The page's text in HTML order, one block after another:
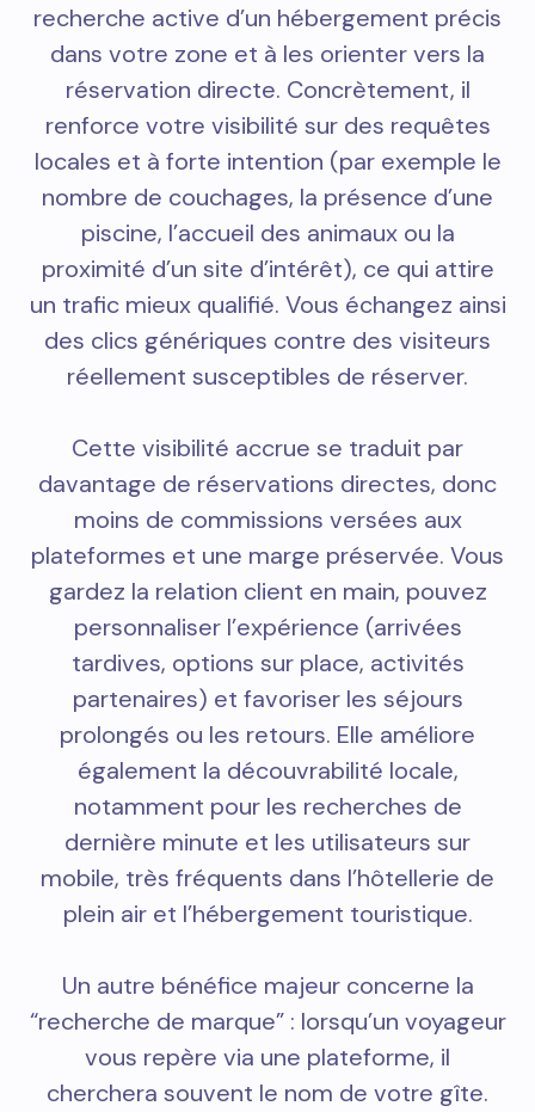
recherche active d’un hébergement précis
dans votre zone et à les orienter vers la
réservation directe. Concrètement, il
renforce votre visibilité sur des requêtes
locales et à forte intention (par exemple le
nombre de couchages, la présence d’une
piscine, l’accueil des animaux ou la
proximité d’un site d’intérêt), ce qui attire
un trafic mieux qualifié. Vous échangez ainsi
des clics génériques contre des visiteurs
réellement susceptibles de réserver.
Cette visibilité accrue se traduit par
davantage de réservations directes, donc
moins de commissions versées aux
plateformes et une marge préservée. Vous
gardez la relation client en main, pouvez
personnaliser l’expérience (arrivées
tardives, options sur place, activités
partenaires) et favoriser les séjours
prolongés ou les retours. Elle améliore
également la découvrabilité locale,
notamment pour les recherches de
dernière minute et les utilisateurs sur
mobile, très fréquents dans l’hôtellerie de
plein air et l’hébergement touristique.
Un autre bénéfice majeur concerne la
“recherche de marque” : lorsqu’un voyageur
vous repère via une plateforme, il
cherchera souvent le nom de votre gîte.